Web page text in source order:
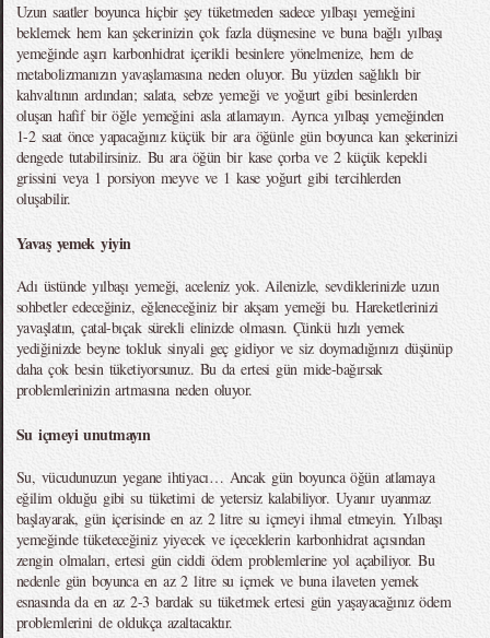
Uzun saatler boyunca hiçbir şey tüketmeden sadece yılbaşı yemeğini
beklemek hem kan şekerinizin çok fazla düşmesine ve buna bağlı yılbaşı
yemeğinde aşırı karbonhidrat içerikli besinlere yönelmenize, hem de
metabolizmanızın yavaşlamasına neden oluyor. Bu yüzden sağlıklı bir
kahvaltının ardından; salata, sebze yemeği ve yoğurt gibi besinlerden
oluşan hafif bir öğle yemeğini asla atlamayın. Ayrıca yılbaşı yemeğinden
1-2 saat önce yapacağınız küçük bir ara öğünle gün boyunca kan şekerinizi
dengede tutabilirsiniz. Bu ara öğün bir kase çorba ve 2 küçük kepekli
grissini veya 1 porsiyon meyve ve 1 kase yoğurt gibi tercihlerden
oluşabilir.
Yavaş yemek yiyin
Adı üstünde yılbaşı yemeği, aceleniz yok. Ailenizle, sevdiklerinizle uzun
sohbetler edeceğiniz, eğleneceğiniz bir akşam yemeği bu. Hareketlerinizi
yavaşlatın, çatal-bıçak sürekli elinizde olmasın. Çünkü hızlı yemek
yediğinizde beyne tokluk sinyali geç gidiyor ve siz doymadığınızı düşünüp
daha çok besin tüketiyorsunuz. Bu da ertesi gün mide-bağırsak
problemlerinizin artmasına neden oluyor.
Su içmeyi unutmayın
Su, vücudunuzun yegane ihtiyacı… Ancak gün boyunca öğün atlamaya
eğilim olduğu gibi su tüketimi de yetersiz kalabiliyor. Uyanır uyanmaz
başlayarak, gün içerisinde en az 2 litre su içmeyi ihmal etmeyin. Yılbaşı
yemeğinde tüketeceğiniz yiyecek ve içeceklerin karbonhidrat açısından
zengin olmaları, ertesi gün ciddi ödem problemlerine yol açabiliyor. Bu
nedenle gün boyunca en az 2 litre su içmek ve buna ilaveten yemek
esnasında da en az 2-3 bardak su tüketmek ertesi gün yaşayacağınız ödem
problemlerini de oldukça azaltacaktır.